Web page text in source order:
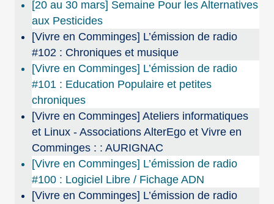
[20 au 30 mars] Semaine Pour les Alternatives
aux Pesticides
[Vivre en Comminges] L’émission de radio
#102 : Chroniques et musique
[Vivre en Comminges] L’émission de radio
#101 : Education Populaire et petites
chroniques
[Vivre en Comminges] Ateliers informatiques
et Linux - Associations AlterEgo et Vivre en
Comminges : : AURIGNAC
[Vivre en Comminges] L’émission de radio
#100 : Logiciel Libre / Fichage ADN
[Vivre en Comminges] L’émission de radio